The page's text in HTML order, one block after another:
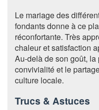
Le mariage des
fondants donne à ce
réconfortante. Très
chaleur et satisfaction
Au-delà de son goût,
convivialité et le
culture locale.
Trucs & Astuces